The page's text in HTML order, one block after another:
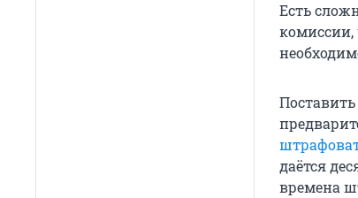
Есть
комиссии,
даётся
времена